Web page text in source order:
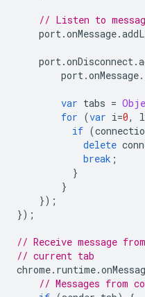
// Listen to
port.onMessage.
port.onDisconnect.
port.onMessage.
var tabs =
for (var i=0,
if (
delete
break ;
}
}
});
});
// Receive message
// current tab
chrome. runtime.
// Messages from